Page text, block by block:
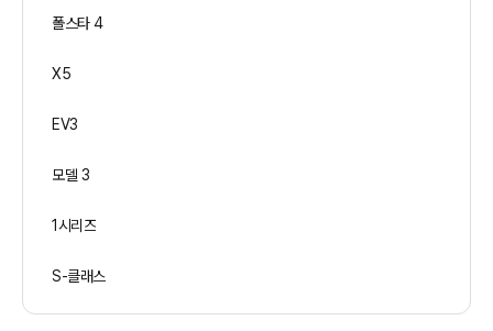
폴스타 4
X5
EV3
모델 3
1시리즈
S-클래스